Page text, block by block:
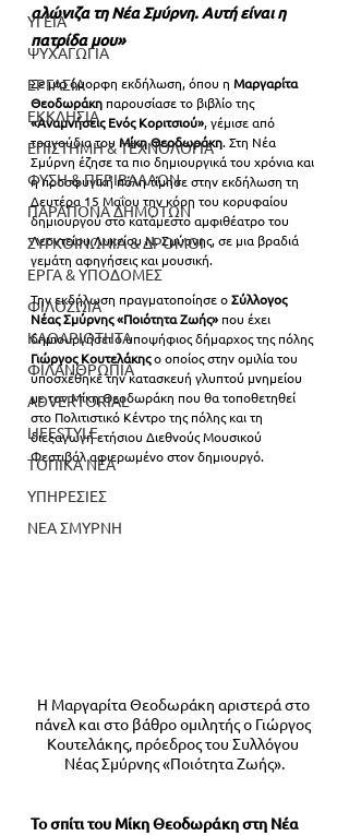
ΥΓΕΙΑ
ΨΥΧΑΓΩΓΙΑ
ΕΡΓΑΣΙΑ
ΕΚΚΛΗΣΙΑ
ΕΠΙΣΤΗΜΗ & ΤΕΧΝΟΛΟΓΙΑ
ΦΥΣΗ & ΠΕΡΙΒΑΛΛΟΝ
ΠΑΡΑΠΟΝΑ ΔΗΜΟΤΩΝ
ΣΥΓΚΟΙΝΩΝΙΑ & ΔΡΟΜΟΙ
ΕΡΓΑ & ΥΠΟΔΟΜΕΣ
ΦΙΛΟΖΩΙΑ
ΚΑΘΑΡΙΟΤΗΤΑ
ΦΙΛΑΝΘΡΩΠΙΑ
ADVERTORIAL
LIFESTYLE
ΤΟΠΙΚΑ ΝΕΑ
ΥΠΗΡΕΣΙΕΣ
ΝΕΑ ΣΜΥΡΝΗ
αλώνιζα τη Νέα Σμύρνη. Αυτή είναι η
πατρίδα μου»
Σε μια όμορφη εκδήλωση, όπου η Μαργαρίτα
Θεοδωράκη παρουσίασε το βιβλίο της
«Αναμνήσεις Ενός Κοριτσιού», γέμισε από
τραγούδια του Μίκη Θεοδωράκη. Στη Νέα
Σμύρνη έζησε τα πιο δημιουργικά του χρόνια και
η προσφυγική πόλη τίμησε στην εκδήλωση τη
Δευτέρα 15 Μαΐου την κόρη του κορυφαίου
δημιουργού στο κατάμεστο αμφιθέατρο του
Λεοντείου Λυκείου Ν. Σμύρνης, σε μια βραδιά
γεμάτη αφηγήσεις και μουσική.
Την εκδήλωση πραγματοποίησε ο Σύλλογος
Νέας Σμύρνης «Ποιότητα Ζωής» που έχει
δημιουργήσει ο υποψήφιος δήμαρχος της πόλης
Γιώργος Κουτελάκης ο οποίος στην ομιλία του
υποσχέθηκε την κατασκευή γλυπτού μνημείου
με τον Μίκη Θεοδωράκη που θα τοποθετηθεί
στο Πολιτιστικό Κέντρο της πόλης και τη
διεξαγωγή ετήσιου Διεθνούς Μουσικού
Φεστιβάλ αφιερωμένο στον δημιουργό.
Η Μαργαρίτα Θεοδωράκη αριστερά στο
πάνελ και στο βάθρο ομιλητής ο Γιώργος
Κουτελάκης, πρόεδρος του Συλλόγου
Νέας Σμύρνης «Ποιότητα Ζωής».
Το σπίτι του Μίκη Θεοδωράκη στη Νέα